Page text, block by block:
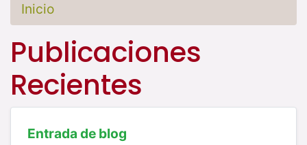
Inicio
Publicaciones
Recientes
Entrada de blog